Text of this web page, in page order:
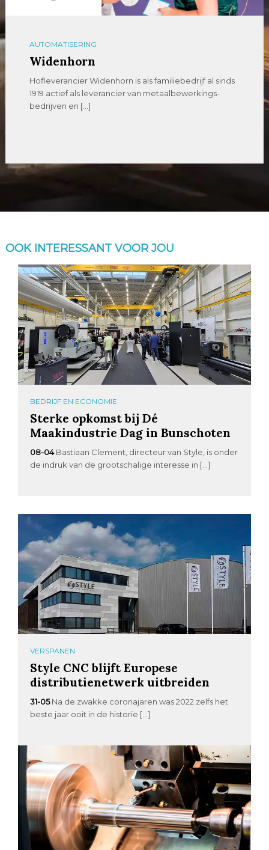
AUTOMATISERING
Widenhorn
Hofleverancier Widenhorn is als familiebedrijf al sinds
1919 actief als leverancier van metaalbewerkings-
bedrijven en […]
OOK INTERESSANT VOOR JOU
BEDRIJF EN ECONOMIE
Sterke opkomst bij Dé
Maakindustrie Dag in Bunschoten
08-04 Bastiaan Clement, directeur van Style, is onder
de indruk van de grootschalige interesse in […]
VERSPANEN
Style CNC blijft Europese
distributienetwerk uitbreiden
31-05 Na de zwakke coronajaren was 2022 zelfs het
beste jaar ooit in de historie […]